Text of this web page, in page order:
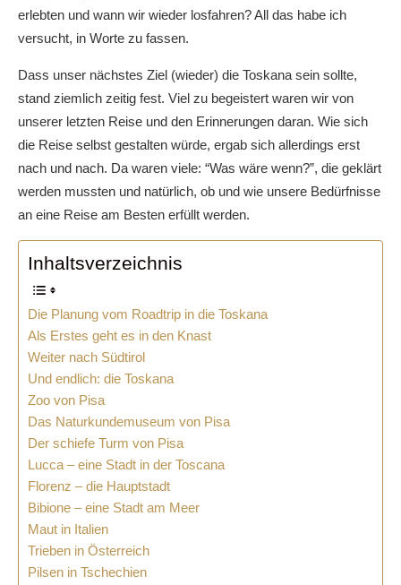
erlebten und wann wir wieder losfahren? All das habe ich
versucht, in Worte zu fassen.
Dass unser nächstes Ziel (wieder) die Toskana sein sollte,
stand ziemlich zeitig fest. Viel zu begeistert waren wir von
unserer letzten Reise und den Erinnerungen daran. Wie sich
die Reise selbst gestalten würde, ergab sich allerdings erst
nach und nach. Da waren viele: “Was wäre wenn?”, die geklärt
werden mussten und natürlich, ob und wie unsere Bedürfnisse
an eine Reise am Besten erfüllt werden.
Inhaltsverzeichnis
Die Planung vom Roadtrip in die Toskana
Als Erstes geht es in den Knast
Weiter nach Südtirol
Und endlich: die Toskana
Zoo von Pisa
Das Naturkundemuseum von Pisa
Der schiefe Turm von Pisa
Lucca – eine Stadt in der Toscana
Florenz – die Hauptstadt
Bibione – eine Stadt am Meer
Maut in Italien
Trieben in Österreich
Pilsen in Tschechien